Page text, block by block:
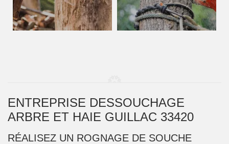
ENTREPRISE DESSOUCHAGE
ARBRE ET HAIE GUILLAC 33420
RÉALISEZ UN ROGNAGE DE SOUCHE